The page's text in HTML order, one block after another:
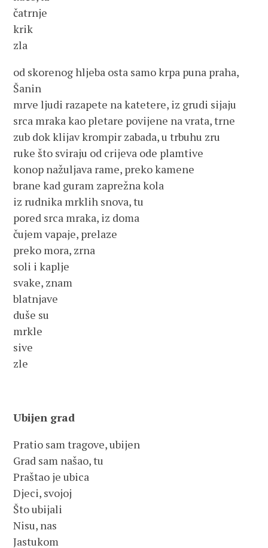
čatrnje
krik
zla
od skorenog hljeba osta samo krpa puna praha,
Šanin
mrve ljudi razapete na katetere, iz grudi sijaju
srca mraka kao pletare povijene na vrata, trne
zub dok klijav krompir zabada, u trbuhu zru
ruke što sviraju od crijeva ode plamtive
konop nažuljava rame, preko kamene
brane kad guram zaprežna kola
iz rudnika mrklih snova, tu
pored srca mraka, iz doma
čujem vapaje, prelaze
preko mora, zrna
soli i kaplje
svake, znam
blatnjave
duše su
mrkle
sive
zle
Ubijen grad
Pratio sam tragove, ubijen
Grad sam našao, tu
Praštao je ubica
Djeci, svojoj
Što ubijali
Nisu, nas
Jastukom